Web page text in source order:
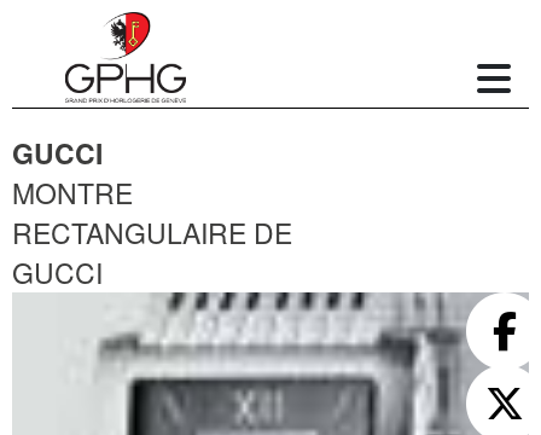
GUCCI
MONTRE
RECTANGULAIRE DE
GUCCI